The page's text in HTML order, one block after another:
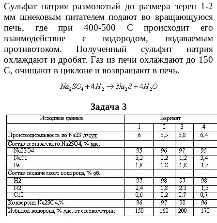
Сульфат натрия размолотый до размера зерен 1-2
мм шнековым питателем подают во вращающуюся
печь, где при 400-500 С происходит его
взаимодействие с водородом, подаваемым
противотоком. Полученный сульфит натрия
охлаждают и дробят. Газ из печи охлаждают до 150
С, очищают в циклоне и возвращают в печь.
Задача 3